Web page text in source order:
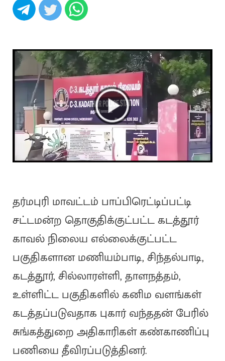
தர்மபுரி மாவட்டம் பாப்பிரெட்டிப்பட்டி
சட்டமன்ற தொகுதிக்குட்பட்ட கடத்தூர்
காவல் நிலைய எல்லைக்குட்பட்ட
பகுதிகளான மணியம்பாடி, சிந்தல்பாடி,
கடத்தூர், சில்லாரள்ளி, தாளநத்தம்,
உள்ளிட்ட பகுதிகளில் கனிம வளங்கள்
கடத்தப்படுவதாக புகார் வந்ததன் பேரில்
சுங்கத்துறை அதிகாரிகள் கண்காணிப்பு
பணியை தீவிரப்படுத்தினர்.